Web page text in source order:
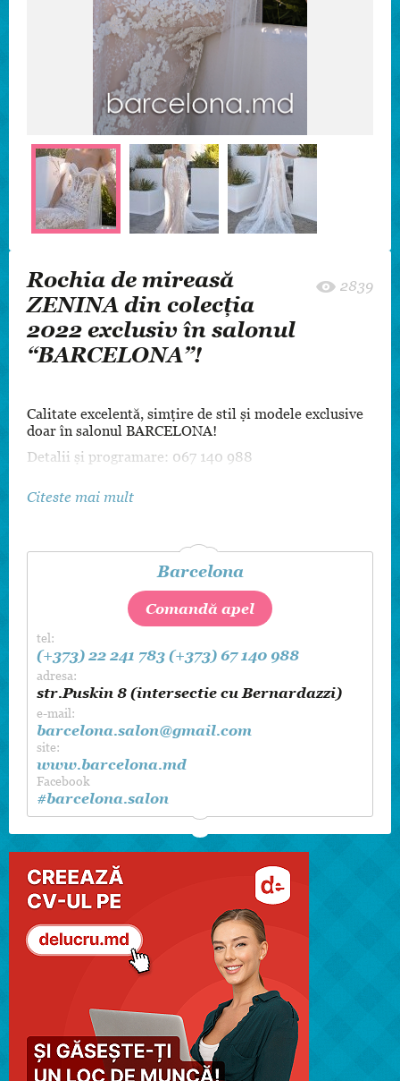
Rochia de mireasă
ZENINA din colecția
2022 exclusiv în salonul
“BARCELONA”!
2839
Calitate excelentă, simțire de stil și modele exclusive
doar în salonul BARCELONA!
Detalii și programare: 067 140 988
Citeste mai mult
Barcelona
Comandă apel
tel:
(+373) 22 241 783 (+373) 67 140 988
adresa:
str.Puskin 8 (intersectie cu Bernardazzi)
e-mail:
barcelona.salon@gmail.com
site:
www.barcelona.md
Facebook
#barcelona.salon